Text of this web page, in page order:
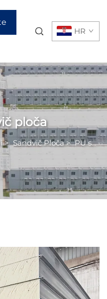
HR
ploča
>Sandvič Ploča>PU sendvič ploča